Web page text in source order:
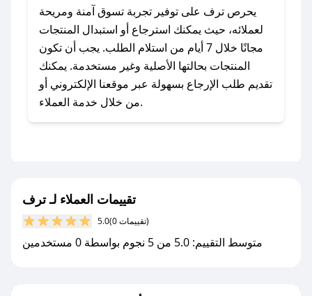
ترف؟
للحصول على كوبونات وخصومات حصرية، قم بما
يلي:
- اضغط على أيقونة متابعة لمتجر ترف في تطبيق
صحصح.
- تابع حسابنا الرسمي على تويتر وقم بتفعيل زر
مع صحصح، تسوق بذكاء ووفّر على كل مشترياتك مع
يحرص ترف على توفير تجربة تسوق آمنة ومريحة
لعملائه، حيث يمكنك استرجاع أو استبدال المنتجات
مجانًا خلال 7 أيام من استلام الطلب. يجب أن تكون
المنتجات بحالتها الأصلية وغير مستخدمة. يمكنك
تقديم طلب الإرجاع بسهولة عبر موقعنا الإلكتروني أو
من خلال خدمة العملاء.
تقييمات العملاء لـ ترف
5.0 (0 تقييمات)
متوسط التقييم: 5.0 من 5 نجوم بواسطة 0 مستخدمين